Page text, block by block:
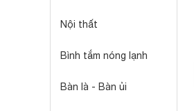
Nội thất
Bình tắm nóng lạnh
Bàn là - Bàn ủi